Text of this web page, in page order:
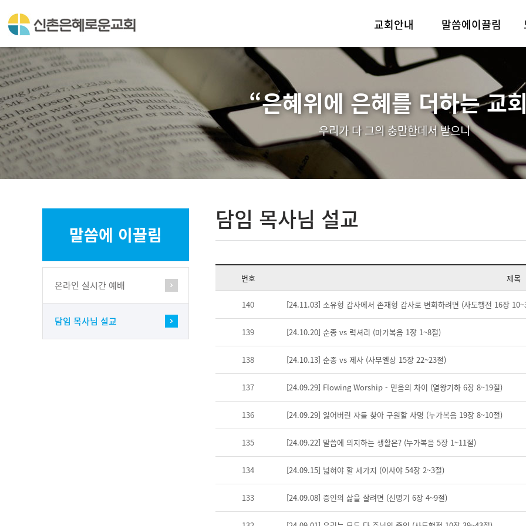
교회안내
인사말
예배안내
섬기는이들
말씀에이끌림
실시간예배
“은혜위에 은혜를 더하는 교
우리가 다 그의 충만한데서 받으니
말씀에 이끌림
온라인 실시간 예배
담임 목사님 설교
담임 목사님 설교
번호 제목
140 [24.11.03] 소유형 감사에서 존재형 감사로 변화하려면 (사도행전 16장
139 [24.10.20] 순종 vs 럭셔리 (마가복음 1장 1~8절)
138 [24.10.13] 순종 vs 제사 (사무엘상 15장 22~23절)
137 [24.09.29] Flowing Worship - 믿음의 차이 (열왕기하 6장 8~19절)
136 [24.09.29] 잃어버린 자를 찾아 구원할 사명 (누가복음 19장 8~10절)
135 [24.09.22] 말씀에 의지하는 생활은? (누가복음 5장 1~11절)
134 [24.09.15] 넓혀야 할 세가지 (이사야 54장 2~3절)
133 [24.09.08] 증인의 삶을 살려면 (신명기 6장 4~9절)